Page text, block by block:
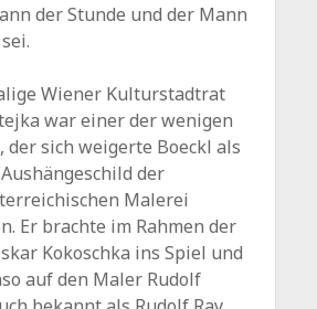
der Stunde und der Mann
Wiener Kulturstadtrat
war einer der wenigen
der sich weigerte Boeckl als
der
Malerei
Er brachte im Rahmen der
Kokoschka ins Spiel und
auf den Maler Rudolf